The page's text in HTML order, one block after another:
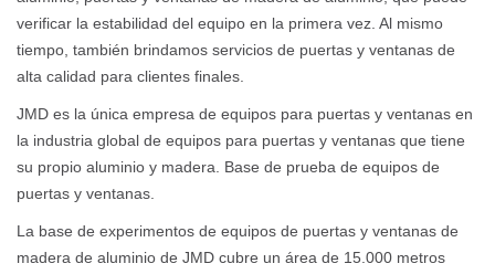
verificar la estabilidad del equipo en la primera vez. Al mismo
tiempo, también brindamos servicios de puertas y ventanas de
alta calidad para clientes finales.
JMD es la única empresa de equipos para puertas y ventanas en
la industria global de equipos para puertas y ventanas que tiene
su propio aluminio y madera. Base de prueba de equipos de
puertas y ventanas.
La base de experimentos de equipos de puertas y ventanas de
madera de aluminio de JMD cubre un área de 15.000 metros